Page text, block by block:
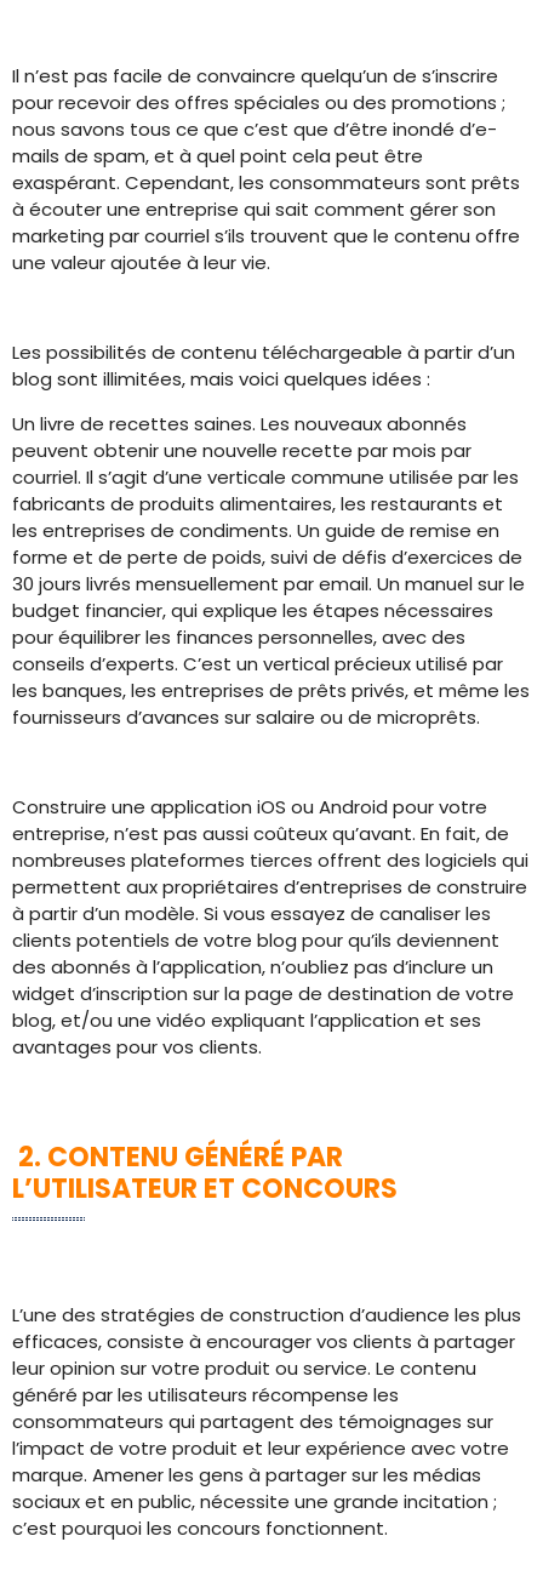
Il n’est pas facile de convaincre quelqu’un de s’inscrire
pour recevoir des offres spéciales ou des promotions ;
nous savons tous ce que c’est que d’être inondé d’e-
mails de spam, et à quel point cela peut être
exaspérant. Cependant, les consommateurs sont prêts
à écouter une entreprise qui sait comment gérer son
marketing par courriel s’ils trouvent que le contenu offre
une valeur ajoutée à leur vie.
Les possibilités de contenu téléchargeable à partir d’un
blog sont illimitées, mais voici quelques idées :
Un livre de recettes saines. Les nouveaux abonnés
peuvent obtenir une nouvelle recette par mois par
courriel. Il s’agit d’une verticale commune utilisée par les
fabricants de produits alimentaires, les restaurants et
les entreprises de condiments. Un guide de remise en
forme et de perte de poids, suivi de défis d’exercices de
30 jours livrés mensuellement par email. Un manuel sur le
budget financier, qui explique les étapes nécessaires
pour équilibrer les finances personnelles, avec des
conseils d’experts. C’est un vertical précieux utilisé par
les banques, les entreprises de prêts privés, et même les
fournisseurs d’avances sur salaire ou de microprêts.
Construire une application iOS ou Android pour votre
entreprise, n’est pas aussi coûteux qu’avant. En fait, de
nombreuses plateformes tierces offrent des logiciels qui
permettent aux propriétaires d’entreprises de construire
à partir d’un modèle. Si vous essayez de canaliser les
clients potentiels de votre blog pour qu’ils deviennent
des abonnés à l’application, n’oubliez pas d’inclure un
widget d’inscription sur la page de destination de votre
blog, et/ou une vidéo expliquant l’application et ses
avantages pour vos clients.
2. CONTENU GÉNÉRÉ PAR
L’UTILISATEUR ET CONCOURS
L’une des stratégies de construction d’audience les plus
efficaces, consiste à encourager vos clients à partager
leur opinion sur votre produit ou service. Le contenu
généré par les utilisateurs récompense les
consommateurs qui partagent des témoignages sur
l’impact de votre produit et leur expérience avec votre
marque. Amener les gens à partager sur les médias
sociaux et en public, nécessite une grande incitation ;
c’est pourquoi les concours fonctionnent.